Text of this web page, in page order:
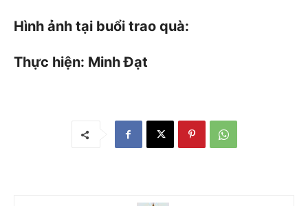
Hình ảnh tại buổi trao quà:
Thực hiện: Minh Đạt